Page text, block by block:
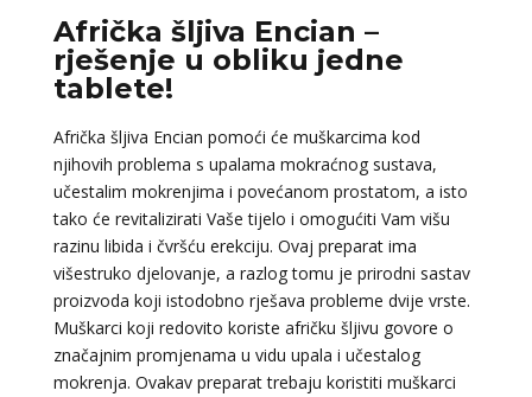
Afrička šljiva Encian –
rješenje u obliku jedne
tablete!
Afrička šljiva Encian pomoći će muškarcima kod
njihovih problema s upalama mokraćnog sustava,
učestalim mokrenjima i povećanom prostatom, a isto
tako će revitalizirati Vaše tijelo i omogućiti Vam višu
razinu libida i čvršću erekciju. Ovaj preparat ima
višestruko djelovanje, a razlog tomu je prirodni sastav
proizvoda koji istodobno rješava probleme dvije vrste.
Muškarci koji redovito koriste afričku šljivu govore o
značajnim promjenama u vidu upala i učestalog
mokrenja. Ovakav preparat trebaju koristiti muškarci